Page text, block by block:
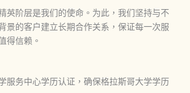
英阶层是我们的使命。为此，我们坚持与不
景的客户建立长期合作关系，保证每一次服
得信赖。
服务中心学历认证，确保格拉斯哥大学学历